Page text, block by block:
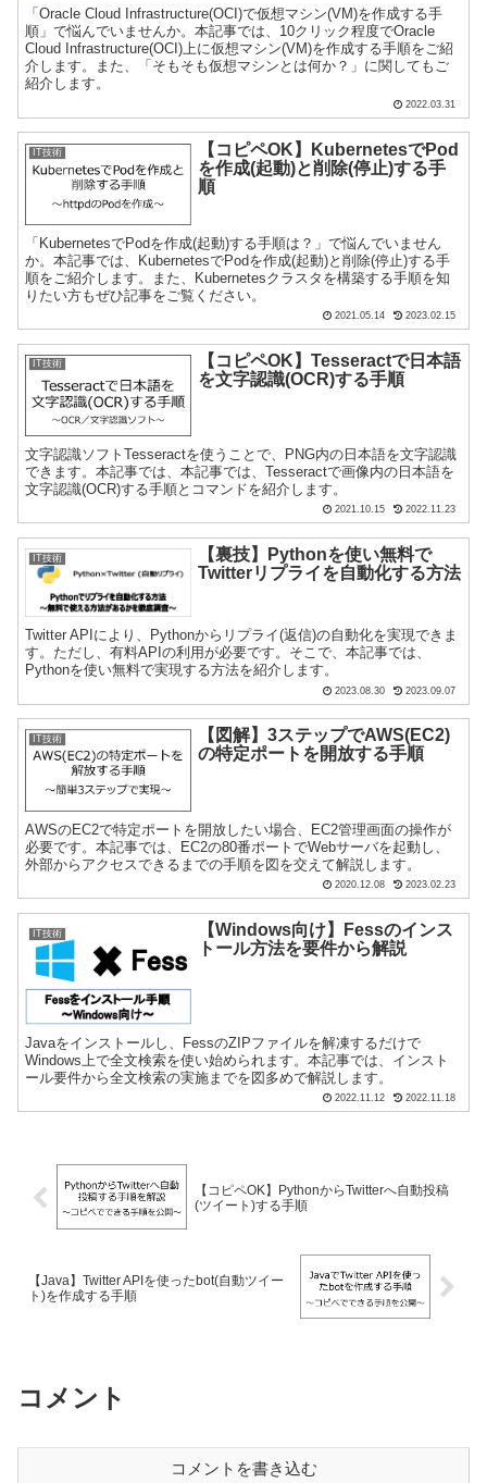
「Oracle Cloud Infrastructure(OCI)で仮想マシン(VM)を作成する手
順」で悩んでいませんか。本記事では、10クリック程度でOracle
Cloud Infrastructure(OCI)上に仮想マシン(VM)を作成する手順をご紹
介します。また、「そもそも仮想マシンとは何か？」に関してもご
紹介します。
2022.03.31
IT技術
【コピペOK】KubernetesでPod
を作成(起動)と削除(停止)する手
順
「KubernetesでPodを作成(起動)する手順は？」で悩んでいません
か。本記事では、KubernetesでPodを作成(起動)と削除(停止)する手
順をご紹介します。また、Kubernetesクラスタを構築する手順を知
りたい方もぜひ記事をご覧ください。
2021.05.14 2023.02.15
IT技術
【コピペOK】Tesseractで日本語
を文字認識(OCR)する手順
文字認識ソフトTesseractを使うことで、PNG内の日本語を文字認識
できます。本記事では、本記事では、Tesseractで画像内の日本語を
文字認識(OCR)する手順とコマンドを紹介します。
2021.10.15 2022.11.23
IT技術
【裏技】Pythonを使い無料で
Twitterリプライを自動化する方法
Twitter APIにより、Pythonからリプライ(返信)の自動化を実現できま
す。ただし、有料APIの利用が必要です。そこで、本記事では、
Pythonを使い無料で実現する方法を紹介します。
2023.08.30 2023.09.07
IT技術
【図解】3ステップでAWS(EC2)
の特定ポートを開放する手順
AWSのEC2で特定ポートを開放したい場合、EC2管理画面の操作が
必要です。本記事では、EC2の80番ポートでWebサーバを起動し、
外部からアクセスできるまでの手順を図を交えて解説します。
2020.12.08 2023.02.23
IT技術
【Windows向け】Fessのインス
トール方法を要件から解説
Javaをインストールし、FessのZIPファイルを解凍するだけで
Windows上で全文検索を使い始められます。本記事では、インスト
ール要件から全文検索の実施までを図多めで解説します。
2022.11.12 2022.11.18
【コピペOK】PythonからTwitterへ自動投稿
(ツイート)する手順
【Java】Twitter APIを使ったbot(自動ツイー
ト)を作成する手順
コメント
コメントを書き込む